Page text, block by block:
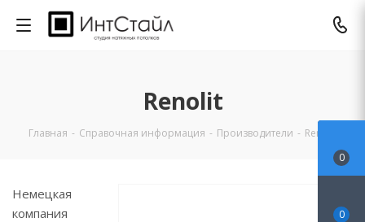
Renolit
Главная - Справочная информация - Производители - Renolit
Немецкая
компания
0
0